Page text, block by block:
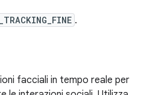
.
facciali in tempo reale per